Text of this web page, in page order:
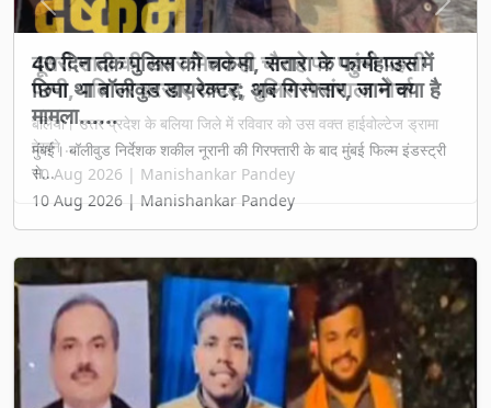
दूसरी शादी की खबर मिलते ही चौराहे पर पहुंची पहली
पत्नी, पति पर बरसाए थप्पड़, पुलिस ने संभाला मोर्चा
बलिया। उत्तर प्रदेश के बलिया जिले में रविवार को उस वक्त हाईवोल्टेज ड्रामा
देखने ...
10 Aug 2026 | Manishankar Pandey